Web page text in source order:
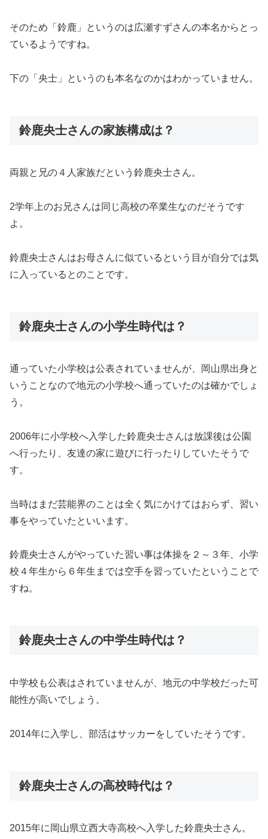
そのため「鈴鹿」というのは広瀬すずさんの本名からとっ
ているようですね。
下の「央士」というのも本名なのかはわかっていません。
鈴鹿央士さんの家族構成は？
両親と兄の４人家族だという鈴鹿央士さん。
2学年上のお兄さんは同じ高校の卒業生なのだそうです
よ。
鈴鹿央士さんはお母さんに似ているという目が自分では気
に入っているとのことです。
鈴鹿央士さんの小学生時代は？
通っていた小学校は公表されていませんが、岡山県出身と
いうことなので地元の小学校へ通っていたのは確かでしょ
う。
2006年に小学校へ入学した鈴鹿央士さんは放課後は公園
へ行ったり、友達の家に遊びに行ったりしていたそうで
す。
当時はまだ芸能界のことは全く気にかけてはおらず、習い
事をやっていたといいます。
鈴鹿央士さんがやっていた習い事は体操を２～３年、小学
校４年生から６年生までは空手を習っていたということで
すね。
鈴鹿央士さんの中学生時代は？
中学校も公表はされていませんが、地元の中学校だった可
能性が高いでしょう。
2014年に入学し、部活はサッカーをしていたそうです。
鈴鹿央士さんの高校時代は？
2015年に岡山県立西大寺高校へ入学した鈴鹿央士さん。